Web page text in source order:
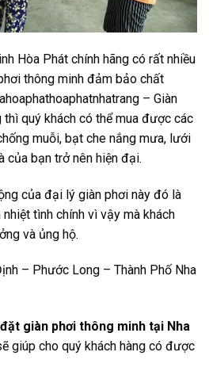
Hòa Phát chính hãng có rất nhiều
thông minh đảm bảo chất
– Giàn
thì quý khách có thể mua được các
muỗi, bạt che nắng mưa, lưới
của bạn trở nên hiện đại.
của đại lý giàn phơi này đó là
tình chính vì vậy mà khách
và ủng hộ.
– Phước Long – Thành Phố Nha
đặt giàn phơi thông minh tại Nha
giúp cho quý khách hàng có được